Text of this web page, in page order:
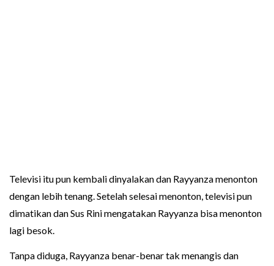
Televisi itu pun kembali dinyalakan dan Rayyanza menonton
dengan lebih tenang. Setelah selesai menonton, televisi pun
dimatikan dan Sus Rini mengatakan Rayyanza bisa menonton
lagi besok.
Tanpa diduga, Rayyanza benar-benar tak menangis dan